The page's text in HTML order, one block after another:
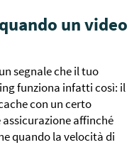
un video
segnale che il tuo
funziona infatti così: il
con un certo
affinché
quando la velocità di